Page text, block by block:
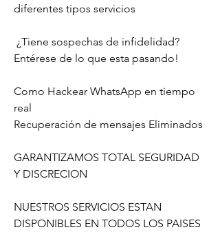
diferentes tipos servicios
Como Hackear WhatsApp en tiempo
real
GARANTIZAMOS TOTAL SEGURIDAD
Y DISCRECION
NUESTROS SERVICIOS ESTAN